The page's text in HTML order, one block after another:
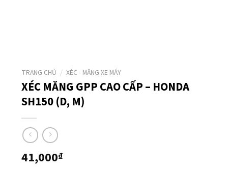
TRANG CHỦ / XÉC - MĂNG XE MÁY
XÉC MĂNG GPP CAO CẤP – HONDA
SH150 (D, M)
41,000₫